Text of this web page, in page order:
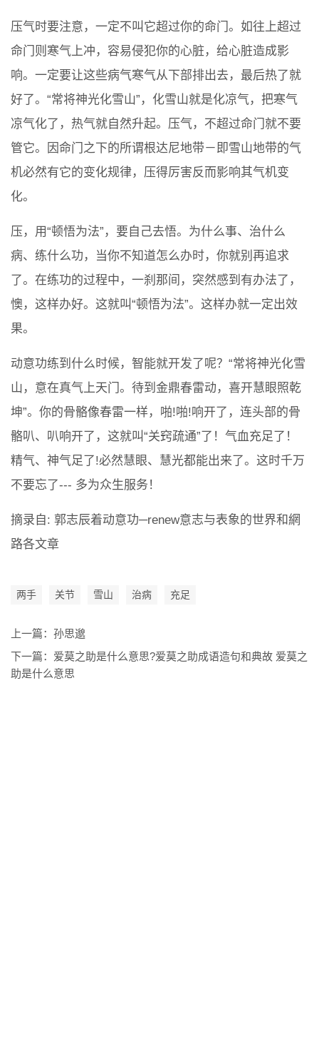
压气时要注意，一定不叫它超过你的命门。如往上超过
命门则寒气上冲，容易侵犯你的心脏，给心脏造成影
响。一定要让这些病气寒气从下部排出去，最后热了就
好了。“常将神光化雪山”，化雪山就是化凉气，把寒气
凉气化了，热气就自然升起。压气，不超过命门就不要
管它。因命门之下的所谓根达尼地带－即雪山地带的气
机必然有它的变化规律，压得厉害反而影响其气机变
化。
压，用“顿悟为法”，要自己去悟。为什么事、治什么
病、练什么功，当你不知道怎么办时，你就别再追求
了。在练功的过程中，一刹那间，突然感到有办法了，
懊，这样办好。这就叫“顿悟为法”。这样办就一定出效
果。
动意功练到什么时候，智能就开发了呢？“常将神光化雪
山，意在真气上天门。待到金鼎春雷动，喜开慧眼照乾
坤”。你的骨骼像春雷一样，啪!啪!响开了，连头部的骨
骼叭、叭响开了，这就叫“关窍疏通”了！气血充足了！
精气、神气足了!必然慧眼、慧光都能出来了。这时千万
不要忘了--- 多为众生服务！
摘录自: 郭志辰着动意功─renew意志与表象的世界和網
路各文章
两手 关节 雪山 治病 充足
上一篇： 孙思邈
下一篇： 爱莫之助是什么意思?爱莫之助成语造句和典故 爱莫之
助是什么意思